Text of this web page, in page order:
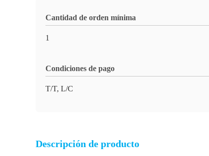
Cantidad de orden mínima
1
Condiciones de pago
T/T, L/C
Descripción de producto